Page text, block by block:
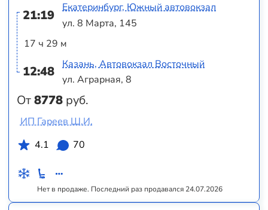
21:19
17 ч 29 м
12:48
От8778 руб.
Екатеринбург, Южный автовокзал
ул. 8 Марта, 145
Казань, Автовокзал Восточный
ул. Аграрная, 8
Нет в продаже. Последний раз продавался 24.07.2026
ИП Гареев Ш.И.
4.1
70